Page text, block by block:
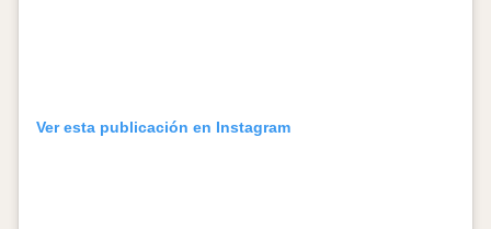
Ver esta publicación en Instagram